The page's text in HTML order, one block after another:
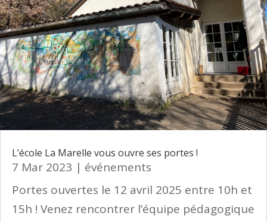
L’école La Marelle vous ouvre ses portes !
7 Mar 2023 | événements
Portes ouvertes le 12 avril 2025 entre 10h et
15h ! Venez rencontrer l’équipe pédagogique